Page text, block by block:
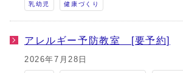
乳幼児 健康づくり
アレルギー予防教室 [要予約]
2026年7月28日